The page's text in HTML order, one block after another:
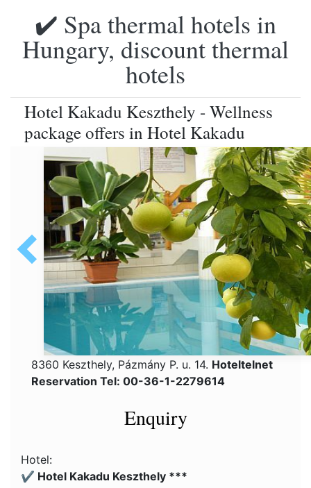
✔️ Spa thermal hotels in
Hungary, discount thermal
hotels
Hotel Kakadu Keszthely - Wellness
package offers in Hotel Kakadu
8360 Keszthely, Pázmány P. u. 14. Hoteltelnet
Reservation Tel: 00-36-1-2279614
Enquiry
Hotel:
✔️ Hotel Kakadu Keszthely ***